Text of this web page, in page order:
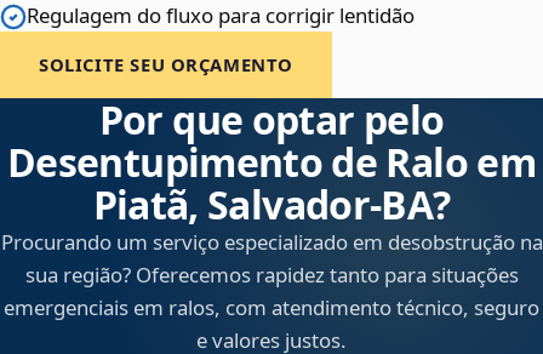
Regulagem do fluxo para corrigir lentidão
SOLICITE SEU ORÇAMENTO
Por que optar pelo
Desentupimento de Ralo em
Piatã, Salvador‑BA?
Procurando um serviço especializado em desobstrução na
sua região? Oferecemos rapidez tanto para situações
emergenciais em ralos, com atendimento técnico, seguro
e valores justos.